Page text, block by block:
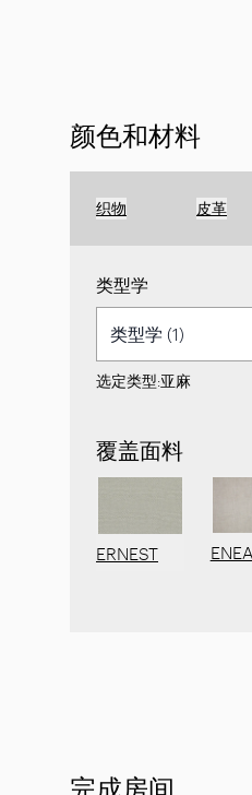
颜色和材料
织物 皮革
类型学
选定类型:亚麻
覆盖面料
ERNEST ENEA